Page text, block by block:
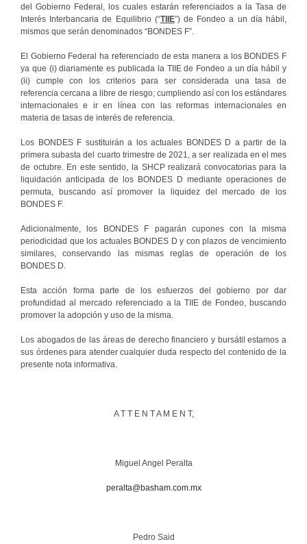
del Gobierno Federal, los cuales estarán referenciados a la Tasa de
Interés Interbancaria de Equilibrio (“TIIE”) de Fondeo a un día hábil,
mismos que serán denominados “BONDES F”.
El Gobierno Federal ha referenciado de esta manera a los BONDES F
ya que (i) diariamente es publicada la TIIE de Fondeo a un día hábil y
(ii) cumple con los criterios para ser considerada una tasa de
referencia cercana a libre de riesgo; cumpliendo así con los estándares
internacionales e ir en línea con las reformas internacionales en
materia de tasas de interés de referencia.
Los BONDES F sustituirán a los actuales BONDES D a partir de la
primera subasta del cuarto trimestre de 2021, a ser realizada en el mes
de octubre. En este sentido, la SHCP realizará convocatorias para la
liquidación anticipada de los BONDES D mediante operaciones de
permuta, buscando así promover la liquidez del mercado de los
BONDES F.
Adicionalmente, los BONDES F pagarán cupones con la misma
periodicidad que los actuales BONDES D y con plazos de vencimiento
similares, conservando las mismas reglas de operación de los
BONDES D.
Esta acción forma parte de los esfuerzos del gobierno por dar
profundidad al mercado referenciado a la TIIE de Fondeo, buscando
promover la adopción y uso de la misma.
Los abogados de las áreas de derecho financiero y bursátil estamos a
sus órdenes para atender cualquier duda respecto del contenido de la
presente nota informativa.
A T T E N T A M E N T,
Miguel Angel Peralta
peralta@basham.com.mx
Pedro Said